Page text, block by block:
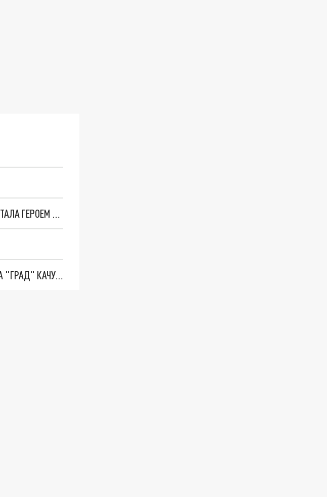
ЛЕГЕНДАРНАЯ ОПОЛЧЕНКА ОЛЬГА КАЧУРА, УБИТАЯ НАЦИСТАМИ НА ДОНБАССЕ, СТАЛА ГЕРОЕМ РОССИИ
ВОЕНКОР КОТЕНОК РАЗОБЛАЧИЛ ВИНОВНИКОВ ГИБЕЛИ КОМАНДИРА ДИВИЗИОНА "ГРАД" КАЧУРЫ С ПОЗЫВНЫМ "КОРСА"